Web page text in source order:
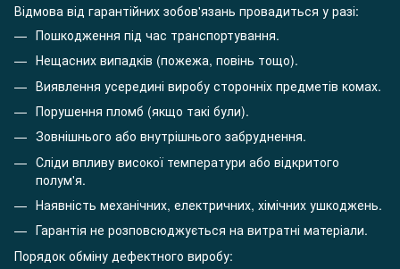
Відмова від гарантійних зобов'язань провадиться у разі:
Пошкодження під час транспортування.
Нещасних випадків (пожежа, повінь тощо).
Виявлення усередині виробу сторонніх предметів комах.
Порушення пломб (якщо такі були).
Зовнішнього або внутрішнього забруднення.
Сліди впливу високої температури або відкритого
полум'я.
Наявність механічних, електричних, хімічних ушкоджень.
Гарантія не розповсюджується на витратні матеріали.
Порядок обміну дефектного виробу: